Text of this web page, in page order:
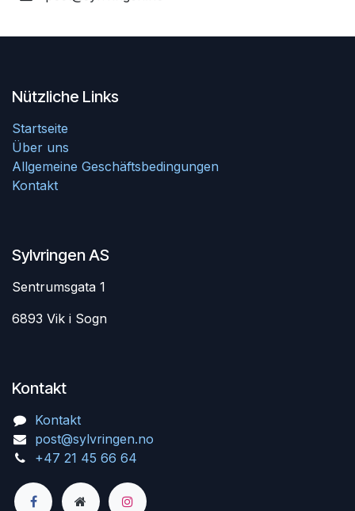
Nützliche Links
Startseite
Über uns
Allgemeine Geschäftsbedingungen
Kontakt
Sylvringen AS
Sentrumsgata 1
6893 Vik i Sogn
Kontakt
Kontakt
post@sylvringen.no
+47 21 45 66 64